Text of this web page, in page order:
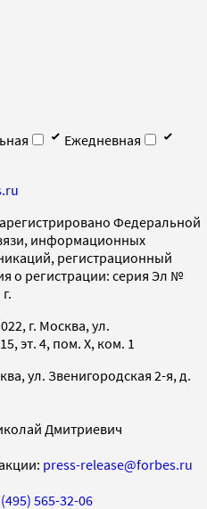
Ежедневная
Федеральной
информационных
регистрационный
о регистрации: серия Эл №
г. Москва, ул.
эт. 4, пом. X, ком. 1
ул. Звенигородская 2-я, д.
Дмитриевич
press-release@forbes.ru
565-32-06